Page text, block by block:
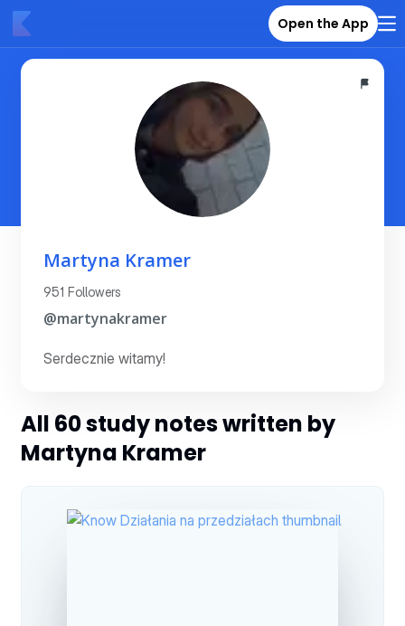
Open the App
Martyna Kramer
951 Followers
@martynakramer
Serdecznie witamy!
All 60 study notes written by
Martyna Kramer